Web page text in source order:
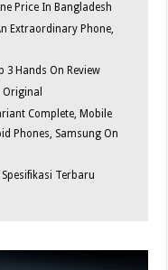
Price In Bangladesh
Extraordinary Phone,
3 Hands On Review
Original
Complete, Mobile
Phones, Samsung On
Terbaru